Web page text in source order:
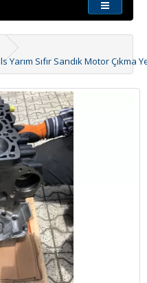
Sıfır Sandık Motor Çıkma